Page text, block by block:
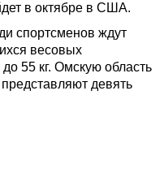
в октябре в США.
спортсменов ждут
весовых
55 кг. Омскую область
девять